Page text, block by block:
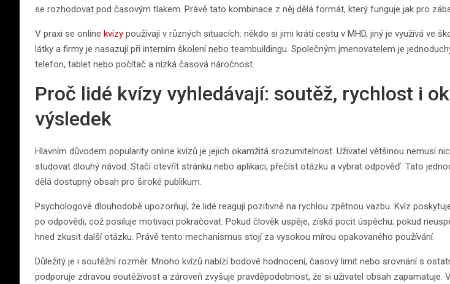
se rozhodovat pod časovým tlakem. Právě tato kombinace z něj dělá formát, který funguje jak pro
V praxi se online kvízy používají v různých situacích: někdo si jimi krátí cestu v MHD, jiný je využívá ve
látky a firmy je nasazují při interním školení nebo teambuildingu. Společným jmenovatelem je
telefon, tablet nebo počítač a nízká časová náročnost.
Proč lidé kvízy vyhledávají: soutěž, rychlost i
výsledek
Hlavním důvodem popularity online kvízů je jejich okamžitá srozumitelnost. Uživatel většinou nemusí
studovat dlouhý návod. Stačí otevřít stránku nebo aplikaci, přečíst otázku a vybrat odpověď. Tato
dělá dostupný obsah pro široké publikum.
Psychologové dlouhodobě upozorňují, že lidé reagují pozitivně na rychlou zpětnou vazbu. Kvíz
po odpovědi, což posiluje motivaci pokračovat. Pokud člověk uspěje, získá pocit úspěchu; pokud
hned zkusit další otázku. Právě tento mechanismus stojí za vysokou mírou opakovaného používání.
Důležitý je i soutěžní rozměr. Mnoho kvízů nabízí bodové hodnocení, časový limit nebo srovnání s
podporuje zdravou soutěživost a zároveň zvyšuje pravděpodobnost, že si uživatel obsah zapamatuje.